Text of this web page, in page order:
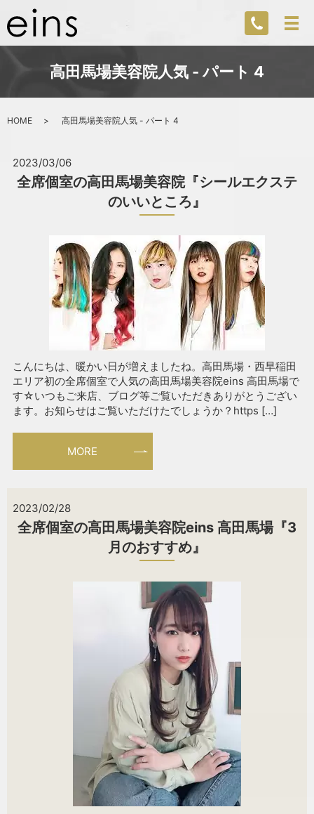
高田馬場美容院人気 - パート 4
HOME 高田馬場美容院人気 - パート 4
2023/03/06
全席個室の高田馬場美容院『シールエクステ
のいいところ』
こんにちは、暖かい日が増えましたね。高田馬場・西早稲田
エリア初の全席個室で人気の高田馬場美容院eins 高田馬場で
す☆いつもご来店、ブログ等ご覧いただきありがとうござい
ます。お知らせはご覧いただけたでしょうか？https […]
MORE
2023/02/28
全席個室の高田馬場美容院eins 高田馬場『3
月のおすすめ』